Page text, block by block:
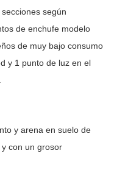
según
de enchufe modelo
de muy bajo consumo
y 1 punto de luz en el
y arena en suelo de
con un grosor